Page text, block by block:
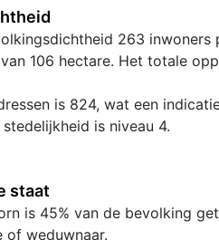
263
106 hectare. Het totale
is 824, wat een
is niveau 4.
staat
is 45% van de bevolking
of weduwnaar.